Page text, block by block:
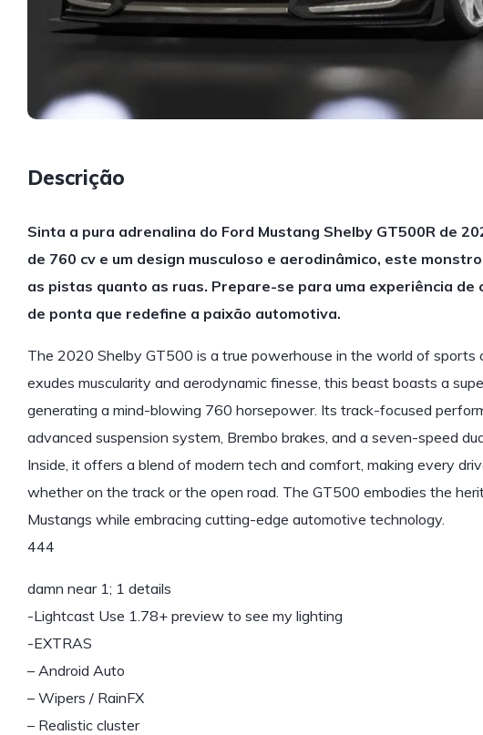
Descrição
Sinta a pura adrenalina do Ford Mustang Shelby GT500R de
de 760 cv e um design musculoso e aerodinâmico, este
as pistas quanto as ruas. Prepare-se para uma experiência de
de ponta que redefine a paixão automotiva.
The 2020 Shelby GT500 is a true powerhouse in the world of sports
exudes muscularity and aerodynamic finesse, this beast boasts a
generating a mind-blowing 760 horsepower. Its track-focused
advanced suspension system, Brembo brakes, and a seven-speed
Inside, it offers a blend of modern tech and comfort, making every
whether on the track or the open road. The GT500 embodies the
Mustangs while embracing cutting-edge automotive technology.
444
damn near 1; 1 details
-Lightcast Use 1.78+ preview to see my lighting
-EXTRAS
– Android Auto
– Wipers / RainFX
– Realistic cluster